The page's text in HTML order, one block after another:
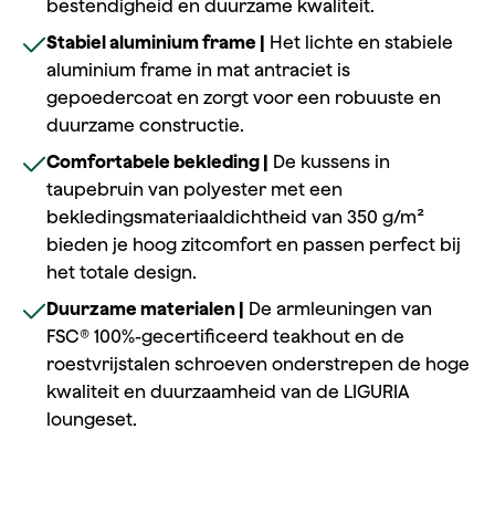
bestendigheid en duurzame kwaliteit.
Stabiel aluminium frame | Het lichte en stabiele
aluminium frame in mat antraciet is
gepoedercoat en zorgt voor een robuuste en
duurzame constructie.
Comfortabele bekleding | De kussens in
taupebruin van polyester met een
bekledingsmateriaaldichtheid van 350 g/m²
bieden je hoog zitcomfort en passen perfect bij
het totale design.
Duurzame materialen | De armleuningen van
FSC® 100%-gecertificeerd teakhout en de
roestvrijstalen schroeven onderstrepen de hoge
kwaliteit en duurzaamheid van de LIGURIA
loungeset.